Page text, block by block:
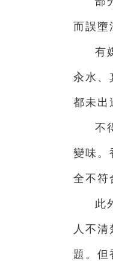
而誤墮
有
汆水、
都未出
不
變味。
全不符
此
人不
題。但